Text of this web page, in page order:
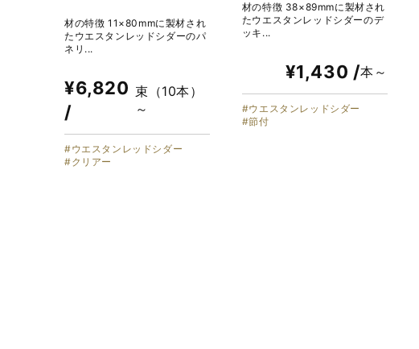
材の特徴 11×80mmに製材され
たウエスタンレッドシダーのパ
ネリ...
¥6,820
/
束（10本）
～
ウエスタンレッドシダー
クリアー
材の特徴 38×89mmに製材され
たウエスタンレッドシダーのデ
ッキ...
¥1,430 /本～
ウエスタンレッドシダー
節付